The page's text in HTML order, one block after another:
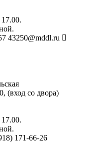
43250@mddl.ru
(вход со двора)
171-66-26